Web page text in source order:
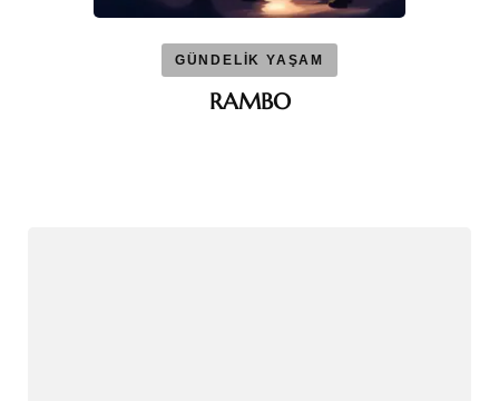
GÜNDELİK YAŞAM
RAMBO